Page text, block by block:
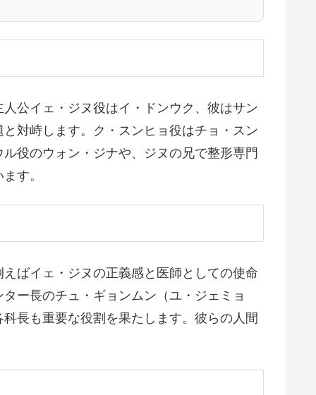
公イェ・ジヌ役はイ・ドンウク、彼はサン
対峙します。ク・スンヒョ役はチョ・スン
役のウォン・ジナや、ジヌの兄で整形専門
す。
ばイェ・ジヌの正義感と医師としての使命
ター長のチュ・ギョンムン（ユ・ジェミョ
長も重要な役割を果たします。彼らの人間